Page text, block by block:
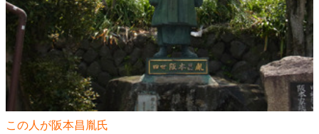
この人が阪本昌胤氏